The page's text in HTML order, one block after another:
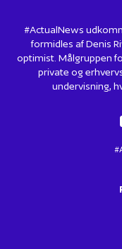
#ActualNews
formidles af Denis
optimist. Målgruppen
private og
undervisning,